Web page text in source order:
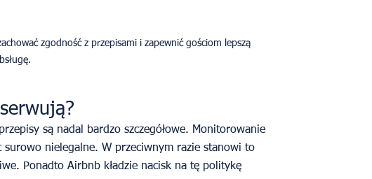
zgodność z przepisami i zapewnić gościom lepszą
są nadal bardzo szczegółowe. Monitorowanie
nielegalne. W przeciwnym razie stanowi to
Ponadto Airbnb kładzie nacisk na tę politykę